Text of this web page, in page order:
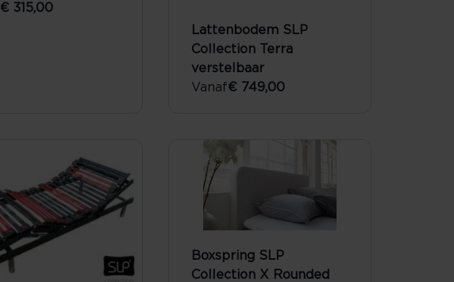
€ 315,00
Lattenbodem SLP
Collection Terra
verstelbaar
Vanaf€ 749,00
Boxspring SLP
Collection X Rounded